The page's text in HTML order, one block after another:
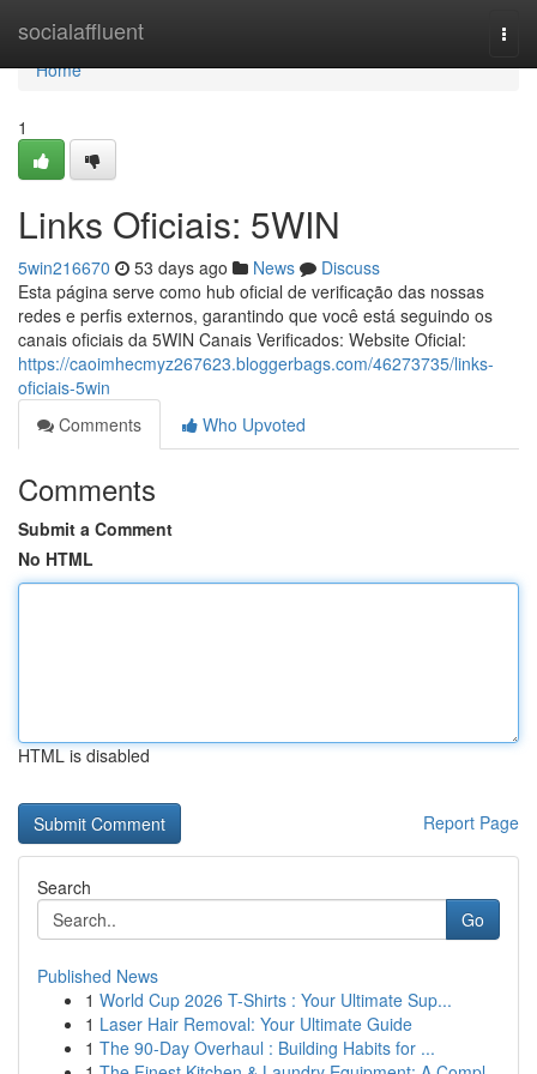
socialaffluent
Home
Home
1
Links Oficiais: 5WIN
5win216670 53 days ago News
Discuss
Esta página serve como hub oficial de verificação das nossas
redes e perfis externos, garantindo que você está seguindo os
canais oficiais da 5WIN Canais Verificados: Website Oficial:
https://caoimhecmyz267623.bloggerbags.com/46273735/links-
oficiais-5win
Comments
Who Upvoted
Comments
Submit a Comment
No HTML
HTML is disabled
Report Page
Search
Go
Published News
1 World Cup 2026 T-Shirts : Your Ultimate Sup...
1 Laser Hair Removal: Your Ultimate Guide
1 The 90-Day Overhaul : Building Habits for ...